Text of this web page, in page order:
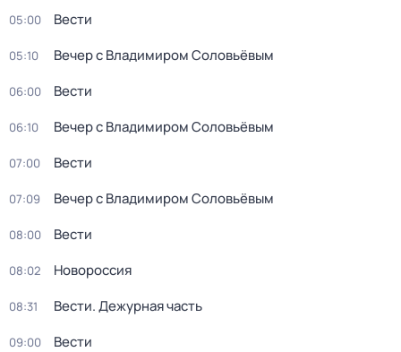
05:00 Вести
05:10 Вечер с Владимиром Соловьёвым
06:00 Вести
06:10 Вечер с Владимиром Соловьёвым
07:00 Вести
07:09 Вечер с Владимиром Соловьёвым
08:00 Вести
08:02 Новороссия
08:31 Вести. Дежурная часть
09:00 Вести